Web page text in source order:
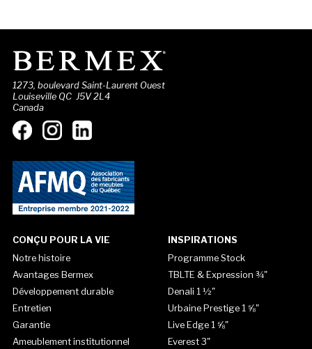
1273, boulevard Saint-Laurent Ouest
Louiseville QC J5V 2L4
Canada
CONÇU POUR LA VIE
Notre histoire
Avantages Bermex
Développement durable
Entretien
Garantie
Ameublement institutionnel
INSPIRATIONS
Programme Stock
TBLTE & Expression ¾"
Denali 1 ½"
Urbaine Prestige 1 ⅝"
Live Edge 1 ⅝"
Everest 3"